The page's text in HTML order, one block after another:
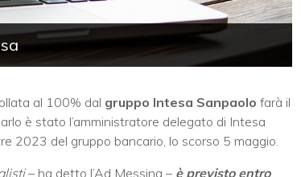
al 100% dal gruppo Intesa Sanpaolo farà il
è stato l’amministratore delegato di Intesa
2023 del gruppo bancario, lo scorso 5 maggio.
– ha detto l’Ad Messina – è previsto entro